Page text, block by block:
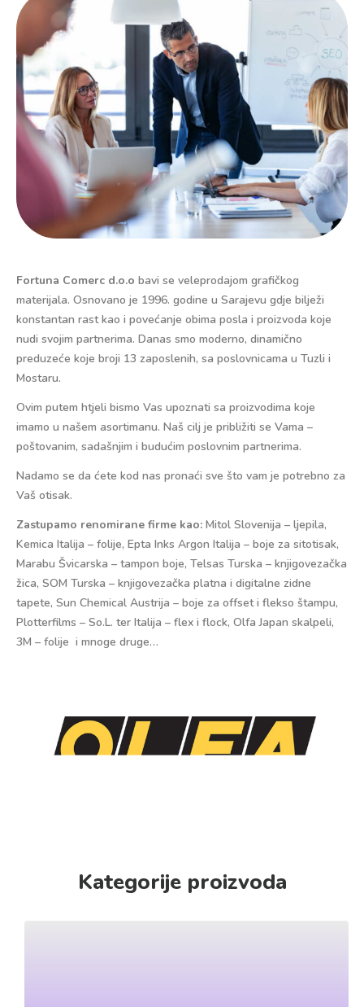
Fortuna Comerc d.o.o bavi se veleprodajom grafičkog
materijala. Osnovano je 1996. godine u Sarajevu gdje bilježi
konstantan rast kao i povećanje obima posla i proizvoda koje
nudi svojim partnerima. Danas smo moderno, dinamično
preduzeće koje broji 13 zaposlenih, sa poslovnicama u Tuzli i
Mostaru.
Ovim putem htjeli bismo Vas upoznati sa proizvodima koje
imamo u našem asortimanu. Naš cilj je približiti se Vama –
poštovanim, sadašnjim i budućim poslovnim partnerima.
Nadamo se da ćete kod nas pronaći sve što vam je potrebno za
Vaš otisak.
Zastupamo renomirane firme kao: Mitol Slovenija – ljepila,
Kemica Italija – folije, Epta Inks Argon Italija – boje za sitotisak,
Marabu Švicarska – tampon boje, Telsas Turska – knjigovezačka
žica, SOM Turska – knjigovezačka platna i digitalne zidne
tapete, Sun Chemical Austrija – boje za offset i flekso štampu,
Plotterfilms – So.L. ter Italija – flex i flock, Olfa Japan skalpeli,
3M – folije i mnoge druge…
Kategorije proizvoda